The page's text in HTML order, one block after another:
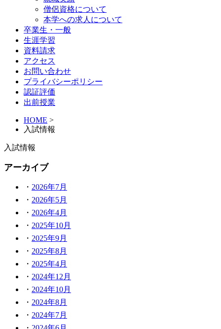
僧侶資格について
本学への求人について
卒業生・一般
生涯学習
資料請求
アクセス
お問い合わせ
プライバシーポリシー
認証評価
出前授業
HOME >
入試情報
入試情報
アーカイブ
2026年7月
2026年5月
2026年4月
2025年10月
2025年9月
2025年8月
2025年4月
2024年12月
2024年10月
2024年8月
2024年7月